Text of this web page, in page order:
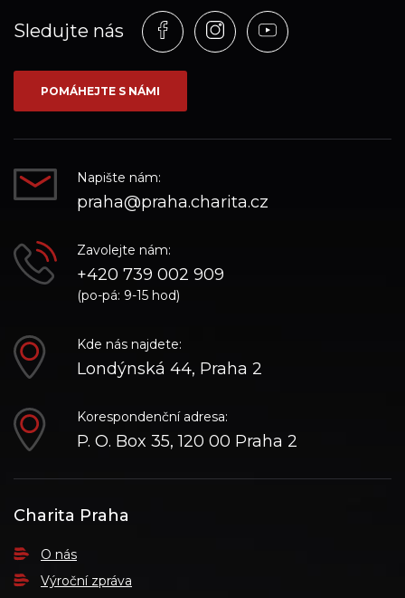
Sledujte nás
Profil
na
síti_Facebook
Profil
na
Profil
na
POMÁHEJTE S NÁMI
Napište nám:
praha@praha.charita.cz
Zavolejte nám:
+420 739 002 909
(po-pá: 9-15 hod)
Kde nás najdete:
Londýnská 44, Praha 2
Korespondenční adresa:
P. O. Box 35, 120 00 Praha 2
Charita Praha
O nás
Výroční zpráva